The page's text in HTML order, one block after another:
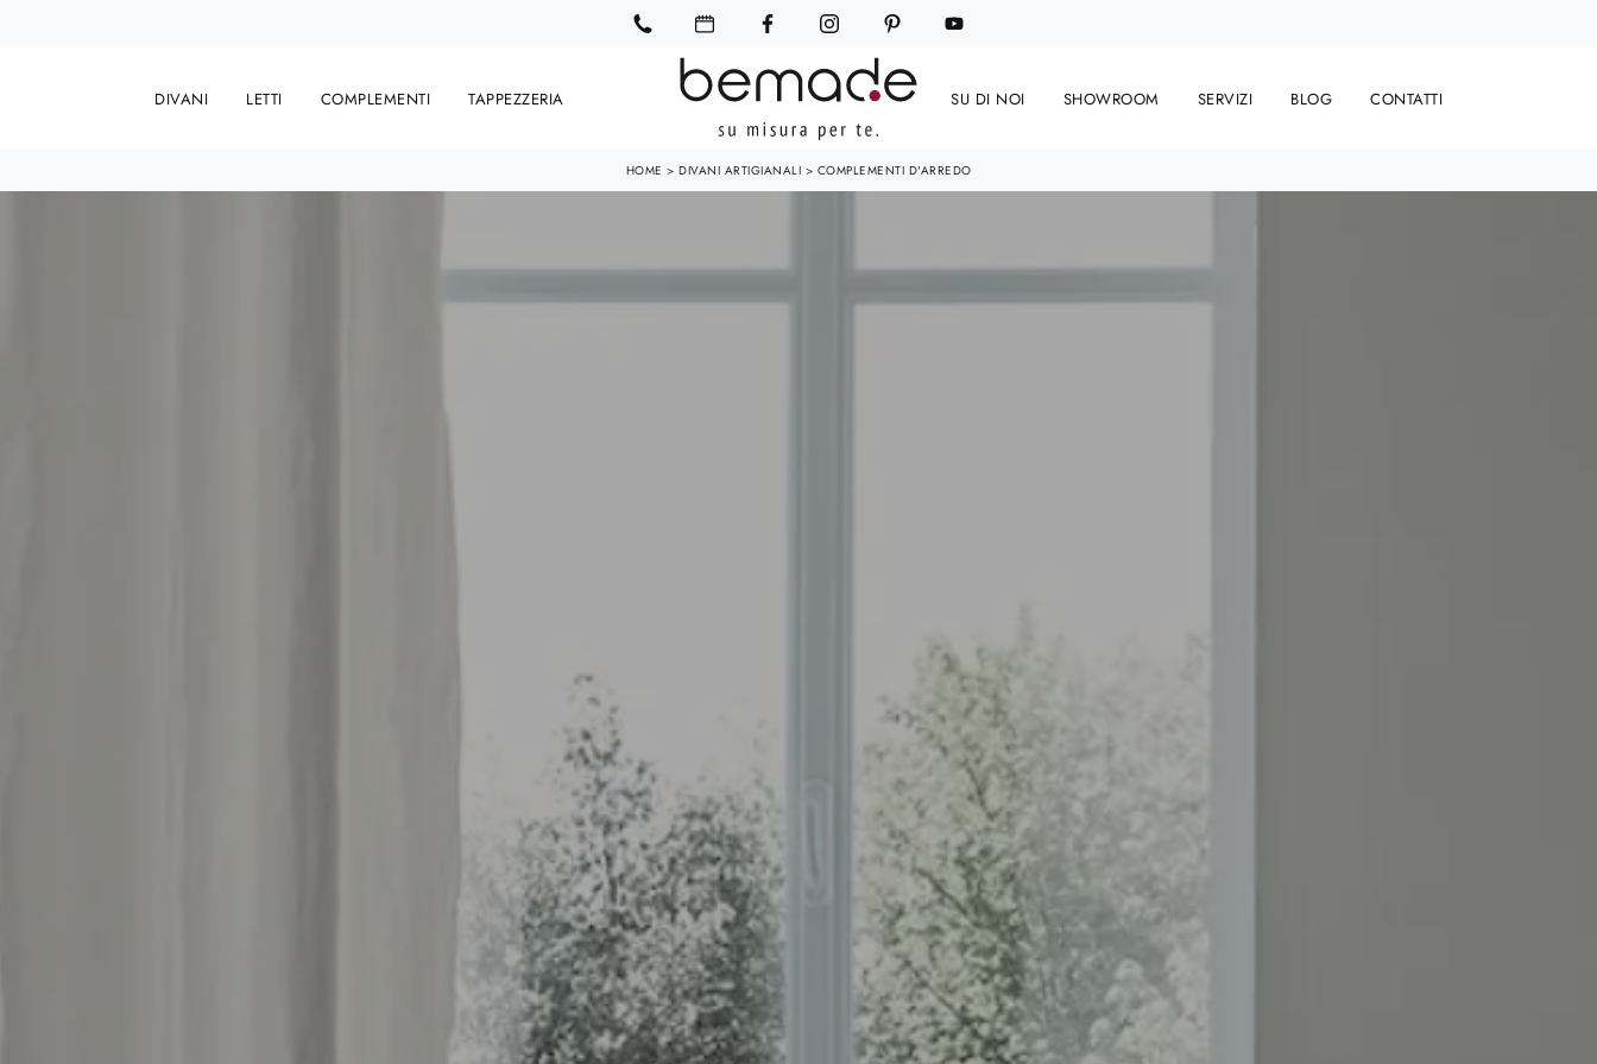
DIVANI LETTI COMPLEMENTI TAPPEZZERIA SU DI NOI SHOWROOM SERVIZI BLOG CONTATTI
HOME > DIVANI ARTIGIANALI > COMPLEMENTI D'ARREDO